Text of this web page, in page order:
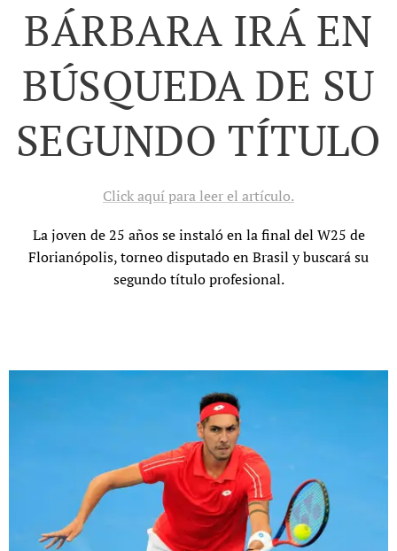
BÁRBARA IRÁ EN
BÚSQUEDA DE SU
SEGUNDO TÍTULO
Click aquí para leer el artículo.
La joven de 25 años se instaló en la final del W25 de
Florianópolis, torneo disputado en Brasil y buscará su
segundo título profesional.